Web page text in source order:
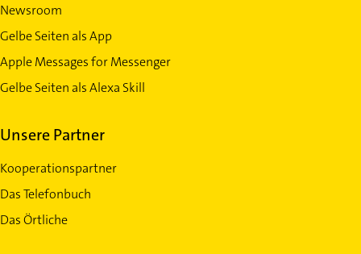
Newsroom
Gelbe Seiten als App
Apple Messages for Messenger
Gelbe Seiten als Alexa Skill
Unsere Partner
Kooperationspartner
Das Telefonbuch
Das Örtliche